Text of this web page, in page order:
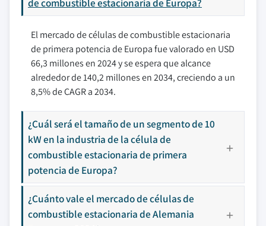
El mercado de células de combustible estacionaria
de primera potencia de Europa fue valorado en USD
66,3 millones en 2024 y se espera que alcance
alrededor de 140,2 millones en 2034, creciendo a un
8,5% de CAGR a 2034.
¿Cuál será el tamaño de un segmento de 10
kW en la industria de la célula de
combustible estacionaria de primera
potencia de Europa?
¿Cuánto vale el mercado de células de
combustible estacionaria de Alemania